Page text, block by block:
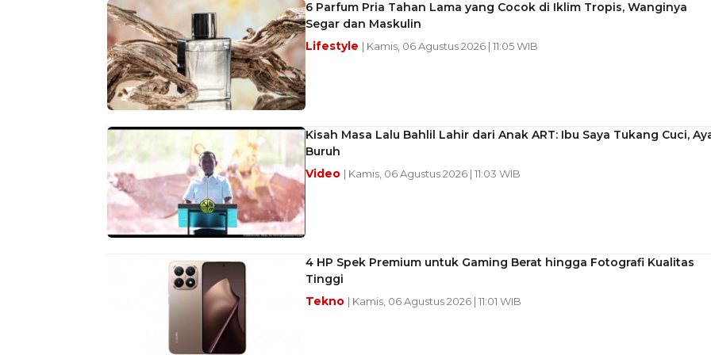
6 Parfum Pria Tahan Lama yang Cocok di Iklim Tropis, Wanginya
Segar dan Maskulin
Lifestyle | Kamis, 06 Agustus 2026 | 11:05 WIB
Kisah Masa Lalu Bahlil Lahir dari Anak ART: Ibu Saya Tukang Cuci,
Buruh
Video | Kamis, 06 Agustus 2026 | 11:03 WIB
4 HP Spek Premium untuk Gaming Berat hingga Fotografi Kualitas
Tinggi
Tekno | Kamis, 06 Agustus 2026 | 11:01 WIB